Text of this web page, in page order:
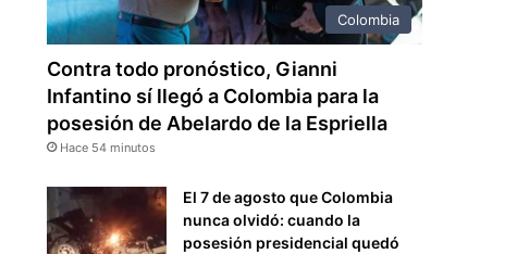
Colombia
Contra todo pronóstico, Gianni
Infantino sí llegó a Colombia para la
posesión de Abelardo de la Espriella
Hace 54 minutos
El 7 de agosto que Colombia
nunca olvidó: cuando la
posesión presidencial quedó